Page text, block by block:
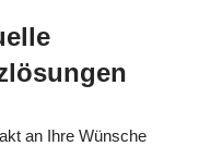
an Ihre Wünsche